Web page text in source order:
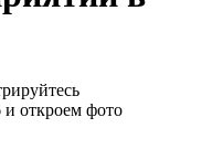
откроем фото